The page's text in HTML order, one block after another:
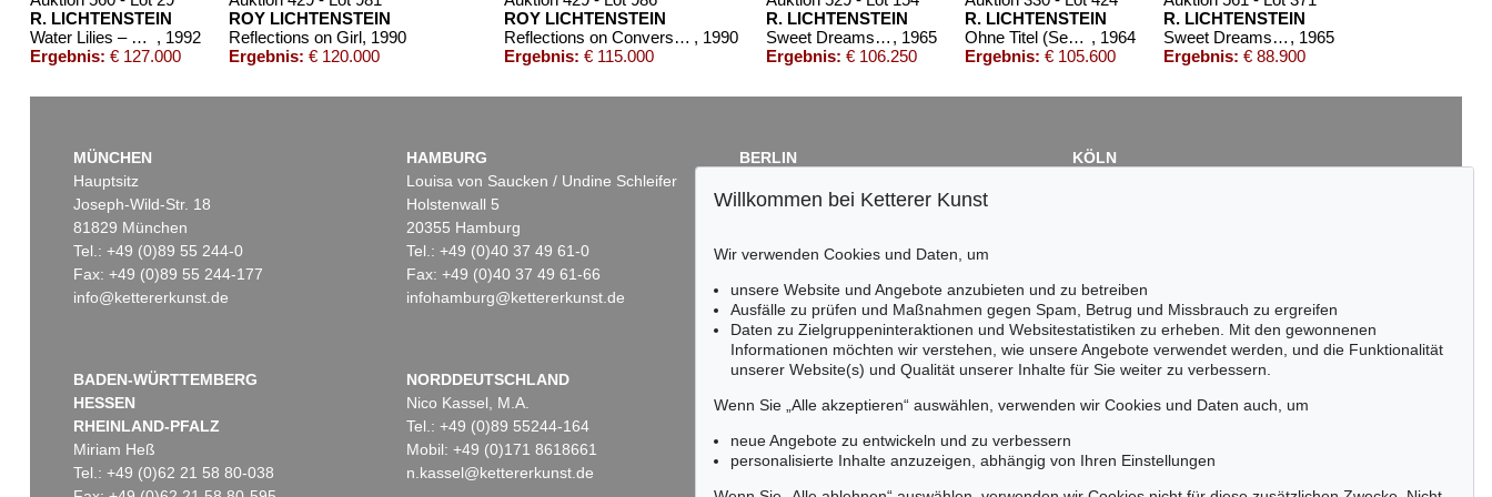
R. LICHTENSTEIN
Water Lilies – Blue Lily Pads
, 1992
Ergebnis: € 127.000
ROY LICHTENSTEIN
Reflections on Girl, 1990
Ergebnis: € 120.000
ROY LICHTENSTEIN
Reflections on Conversation , 1990
Ergebnis: € 115.000
R. LICHTENSTEIN
Sweet Dreams Baby! , 1965
Ergebnis: € 106.250
R. LICHTENSTEIN
Ohne Titel (Seascape) , 1964
Ergebnis: € 105.600
R. LICHTENSTEIN
Sweet Dreams Baby! , 1965
Ergebnis: € 88.900
Auktion 529 - Lot 161
Auktion 433 - Lot 943
Auktion 605 - Lot 272
Auktion 524 - Lot 69
R. LICHTENSTEIN
I love liberty
, 1982
Ergebnis:€ 62.500
Auktion 343 - Lot 747
R. LICHTENSTEIN
Roommates
, 1994
Ergebnis:€ 61.000
Auktion 393 - Lot 317
ROY LICHTENSTEIN
Crying Girl
, 1963
Ergebnis:€ 42.700
MÜNCHEN
Hauptsitz
Joseph-Wild-Str. 18
81829 München
Tel.: +49 (0)89 55 244-0
Fax: +49 (0)89 55 244-177
info@kettererkunst.de
HAMBURG
Louisa von Saucken / Undine Schleifer
Holstenwall 5
20355 Hamburg
Tel.: +49 (0)40 37 49 61-0
Fax: +49 (0)40 37 49 61-66
infohamburg@kettererkunst.de
BERLIN
Fasanenstr. 70
Tel.: +49 (0)30 88 67 53-63
infoberlin@kettererkunst.de
KÖLN
BADEN-WÜRTTEMBERG
HESSEN
RHEINLAND-PFALZ
Miriam Heß
Tel.: +49 (0)62 21 58 80-038
NORDDEUTSCHLAND
Nico Kassel, M.A.
Tel.: +49 (0)89 55244-164
Mobil: +49 (0)171 8618661
n.kassel@kettererkunst.de
Keine Auktion mehr verpassen!
Wir informieren Sie rechtzeitig.
Willkommen bei Ketterer Kunst
Wir verwenden Cookies und Daten, um
unsere Website und Angebote anzubieten und zu betreiben
Ausfälle zu prüfen und Maßnahmen gegen Spam, Betrug und Missbrauch zu ergreifen
Daten zu Zielgruppeninteraktionen und Websitestatistiken zu erheben. Mit den gewonnenen
Informationen möchten wir verstehen, wie unsere Angebote verwendet werden, und die Funktionalität
unserer Website(s) und Qualität unserer Inhalte für Sie weiter zu verbessern.
Wenn Sie „Alle akzeptieren“ auswählen, verwenden wir Cookies und Daten auch, um
neue Angebote zu entwickeln und zu verbessern
personalisierte Inhalte anzuzeigen, abhängig von Ihren Einstellungen